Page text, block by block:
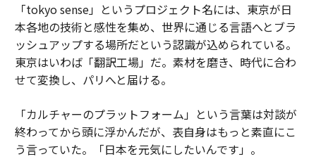
「tokyo sense」というプロジェクト名には、東京が日
本各地の技術と感性を集め、世界に通じる言語へとブラ
ッシュアップする場所だという認識が込められている。
東京はいわば「翻訳工場」だ。素材を磨き、時代に合わ
せて変換し、パリへと届ける。
「カルチャーのプラットフォーム」という言葉は対談が
終わってから頭に浮かんだが、表自身はもっと素直にこ
う言っていた。「日本を元気にしたいんです」。